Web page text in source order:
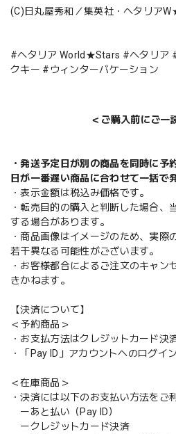
(C)日丸屋秀和／集英社・ヘタリア
#ヘタリア World★Stars #ヘタリア
クキー #ウィンターバケーション
＜ご購入前にご一
・発送予定日が別の商品を同時に予
日が一番遅い商品に合わせて一括で
・表示金額は税込み価格です。
・転売目的の購入と判断した場合、
する場合があります。
・商品画像はイメージのため、実際
若干異なる可能性がございます。
・お客様都合によるご注文のキャン
きかねます。
【決済について】
＜予約商品＞
・お支払方法はクレジットカード決
・「Pay ID」アカウントへのログイ
＜在庫商品＞
・決済には以下のお支払い方法をご
ーあと払い（Pay ID）
ークレジットカード決済